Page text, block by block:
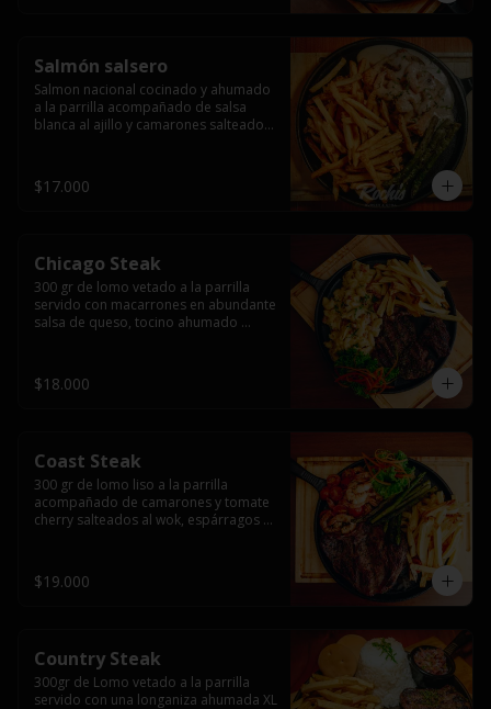
Salmón salsero
Salmon nacional cocinado y ahumado
a la parrilla acompañado de salsa
blanca al ajillo y camarones salteados,
$17.000
Chicago Steak
300 gr de lomo vetado a la parrilla
servido con macarrones en abundante
salsa de queso, tocino ahumado
$18.000
Coast Steak
300 gr de lomo liso a la parrilla
acompañado de camarones y tomate
cherry salteados al wok, espárragos
$19.000
Country Steak
300gr de Lomo vetado a la parrilla
servido con una longaniza ahumada XL